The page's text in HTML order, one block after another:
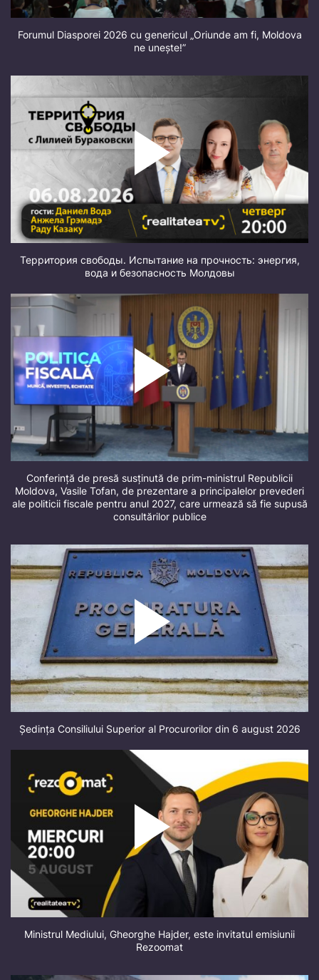
Forumul Diasporei 2026 cu genericul „Oriunde am fi, Moldova
ne unește!”
Территория свободы. Испытание на прочность: энергия,
вода и безопасность Молдовы
Conferință de presă susținută de prim-ministrul Republicii
Moldova, Vasile Tofan, de prezentare a principalelor prevederi
ale politicii fiscale pentru anul 2027, care urmează să fie supusă
consultărilor publice
Ședința Consiliului Superior al Procurorilor din 6 august 2026
Ministrul Mediului, Gheorghe Hajder, este invitatul emisiunii
Rezoomat